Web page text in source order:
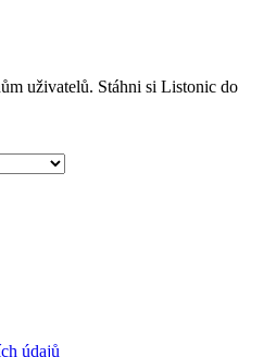
uživatelů. Stáhni si Listonic do
údajů